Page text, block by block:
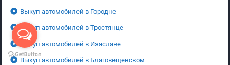
Выкуп автомобилей в Городне
Выкуп автомобилей в Тростянце
Выкуп автомобилей в Изяславе
Выкуп автомобилей в Благовещенском